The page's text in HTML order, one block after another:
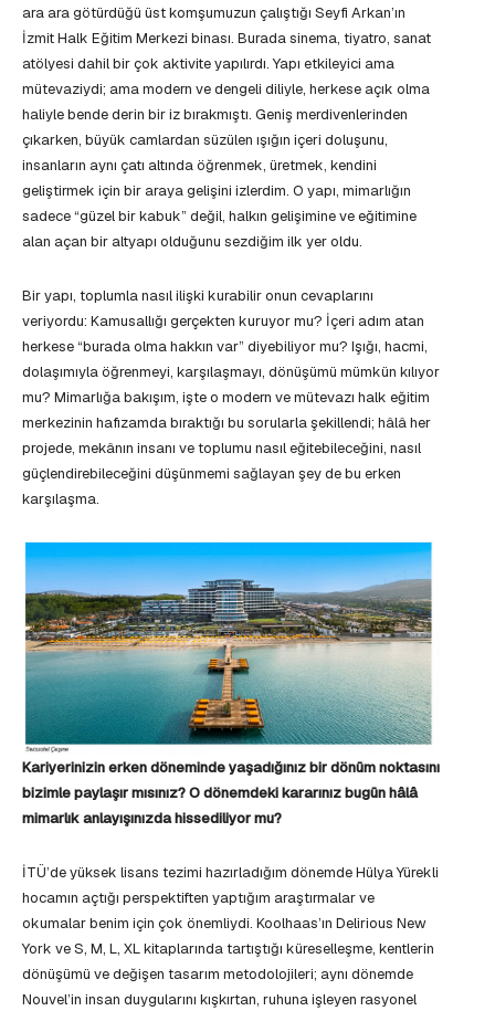
ara ara götürdüğü üst komşumuzun çalıştığı Seyfi Arkan’ın
İzmit Halk Eğitim Merkezi binası. Burada sinema, tiyatro, sanat
atölyesi dahil bir çok aktivite yapılırdı. Yapı etkileyici ama
mütevaziydi; ama modern ve dengeli diliyle, herkese açık olma
haliyle bende derin bir iz bırakmıştı. Geniş merdivenlerinden
çıkarken, büyük camlardan süzülen ışığın içeri doluşunu,
insanların aynı çatı altında öğrenmek, üretmek, kendini
geliştirmek için bir araya gelişini izlerdim. O yapı, mimarlığın
sadece “güzel bir kabuk” değil, halkın gelişimine ve eğitimine
alan açan bir altyapı olduğunu sezdiğim ilk yer oldu.
Bir yapı, toplumla nasıl ilişki kurabilir onun cevaplarını
veriyordu: Kamusallığı gerçekten kuruyor mu? İçeri adım atan
herkese “burada olma hakkın var” diyebiliyor mu? Işığı, hacmi,
dolaşımıyla öğrenmeyi, karşılaşmayı, dönüşümü mümkün kılıyor
mu? Mimarlığa bakışım, işte o modern ve mütevazı halk eğitim
merkezinin hafızamda bıraktığı bu sorularla şekillendi; hâlâ her
projede, mekânın insanı ve toplumu nasıl eğitebileceğini, nasıl
güçlendirebileceğini düşünmemi sağlayan şey de bu erken
karşılaşma.
Kariyerinizin erken döneminde yaşadığınız bir dönüm noktasını
bizimle paylaşır mısınız? O dönemdeki kararınız bugün hâlâ
mimarlık anlayışınızda hissediliyor mu?
İTÜ’de yüksek lisans tezimi hazırladığım dönemde Hülya Yürekli
hocamın açtığı perspektiften yaptığım araştırmalar ve
okumalar benim için çok önemliydi. Koolhaas’ın Delirious New
York ve S, M, L, XL kitaplarında tartıştığı küreselleşme, kentlerin
dönüşümü ve değişen tasarım metodolojileri; aynı dönemde
Nouvel’in insan duygularını kışkırtan, ruhuna işleyen rasyonel